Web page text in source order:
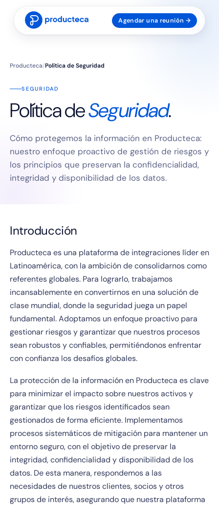
Agendar una reunión →
Producteca/Política de Seguridad
SEGURIDAD
Política deSeguridad.
Cómo protegemos la información en Producteca:
nuestro enfoque proactivo de gestión de riesgos y
los principios que preservan la confidencialidad,
integridad y disponibilidad de los datos.
Introducción
Producteca es una plataforma de integraciones líder en
Latinoamérica, con la ambición de consolidarnos como
referentes globales. Para lograrlo, trabajamos
incansablemente en convertirnos en una solución de
clase mundial, donde la seguridad juega un papel
fundamental. Adoptamos un enfoque proactivo para
gestionar riesgos y garantizar que nuestros procesos
sean robustos y confiables, permitiéndonos enfrentar
con confianza los desafíos globales.
La protección de la información en Producteca es clave
para minimizar el impacto sobre nuestros activos y
garantizar que los riesgos identificados sean
gestionados de forma eficiente. Implementamos
procesos sistemáticos de mitigación para mantener un
entorno seguro, con el objetivo de preservar la
integridad, confidencialidad y disponibilidad de los
datos. De esta manera, respondemos a las
necesidades de nuestros clientes, socios y otros
grupos de interés, asegurando que nuestra plataforma